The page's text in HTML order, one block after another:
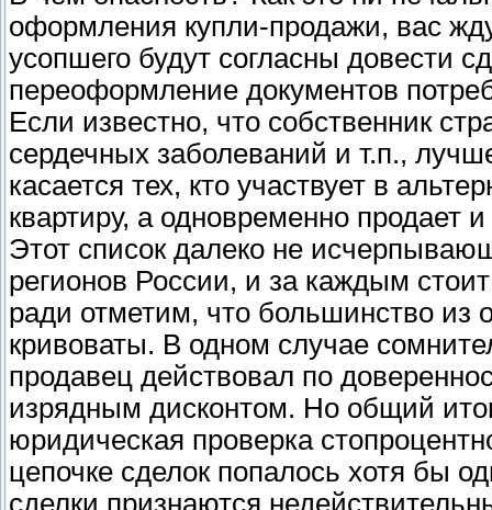
оформления купли-продажи, вас
усопшего будут согласны довести
переоформление документов
Если известно, что собственник
сердечных заболеваний и т.п.,
касается тех, кто участвует в
квартиру, а одновременно продает
Этот список далеко не
регионов России, и за каждым
ради отметим, что большинство из
кривоваты. В одном случае
продавец действовал по
изрядным дисконтом. Но общий
юридическая проверка
цепочке сделок попалось хотя бы
сделки признаются